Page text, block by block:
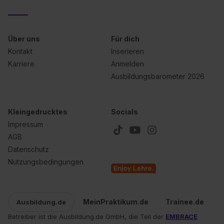
Einstellungen“ widerrufen. Weitere Informationen zu den
zeigen“. Weitere Informationen: Datenschutzerklärung
Impressum
Über uns
Kontakt
Karriere
Für dich
Inserieren
Anmelden
Ausbildungsbarometer 2026
Kleingedrucktes
Impressum
AGB
Datenschutz
Nutzungsbedingungen
Socials
Ausbildung.de MeinPraktikum.de Trainee.de
Betreiber ist die Ausbildung.de GmbH, die Teil der EMBRACE